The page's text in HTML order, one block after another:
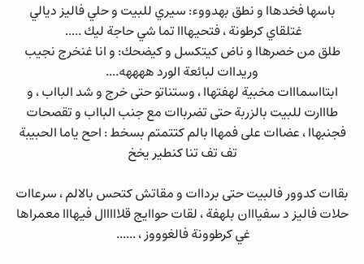
باسها فخدهاا و نطق بهدووء: سيري للبيت و حلي فاليز ديالي
غتلقاي كرطونة ، فتحيهااا تما شي حاجة ليك .....
طلق من خصرهاا و ناض كيتكسل و كيضحك: و انا غنخرج نجيب
وريداات لبائعة الورد ههههه....
ابتااسمااات مخبية لهفتهاا ، وستناتو حتى خرج و شد البااب ، و
طااارت للبيت بالزربة حتى تضرباات مع جنب البااب و تقصحات
فجنبهاا ، عضاات على فمهاا بالم كتتمتم بسخط : احح ياما الحبيبة
تف تف تنا كنطير يخخ
بقاات كدوور فالبيت حتى برداات و مقاتش كتحس بالالم ، سرعاات
حلات فاليز د سفيااان بلهفة ، لقات حواايج قلااااال فيهااا معمراها
غي كرطوونة فالغوووز ، ......